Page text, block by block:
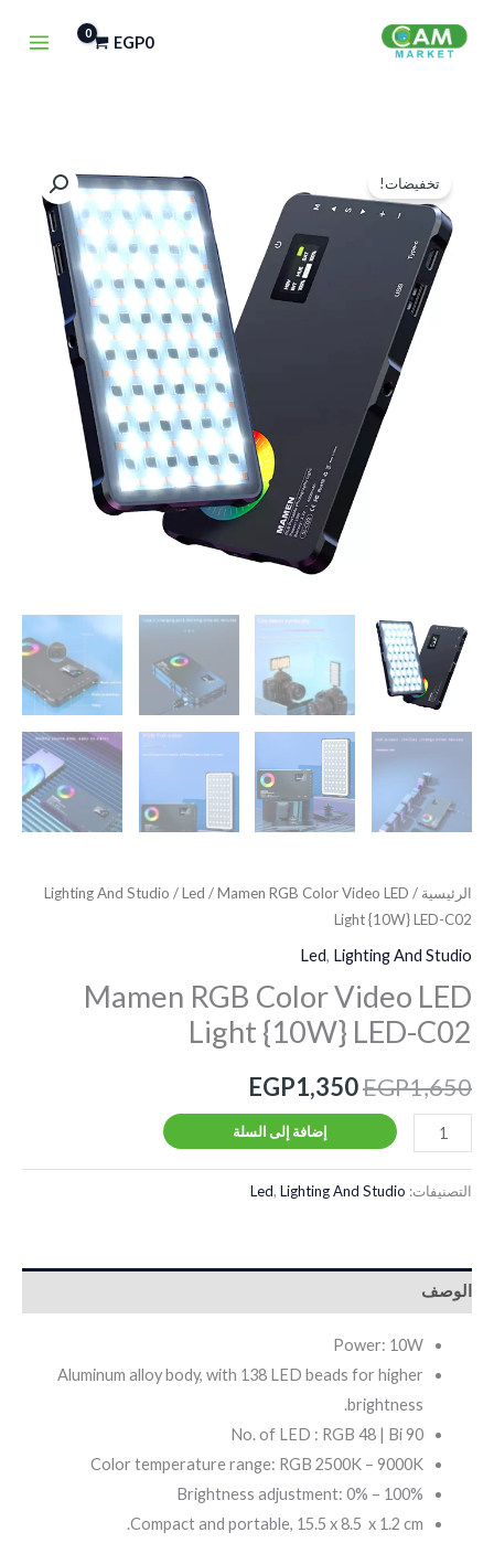
EGP0
تخفيضات!
الرئيسية /
Lighting And Studio /Led / Mamen RGB Color Video LED
Light {10W} LED-C02
Led, Lighting And Studio
Mamen RGB Color Video LED
Light {10W} LED-C02
EGP1,650
الأصلي
EGP1,650.
EGP1,350
السعر
الحالي
هو:
EGP1,350.
Mamen
RGB
Color
Video
إضافة إلى السلة
التصنيفات: Led, Lighting And Studio
الوصف
Power: 10W
Aluminum alloy body, with 138 LED beads for higher
brightness.
No. of LED : RGB 48 | Bi 90
Color temperature range: RGB 2500K – 9000K
Brightness adjustment: 0% – 100%
Compact and portable, 15.5 x 8.5 x 1.2 cm.